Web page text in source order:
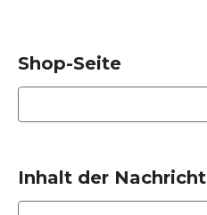
Shop-Seite
Inhalt der Nachricht